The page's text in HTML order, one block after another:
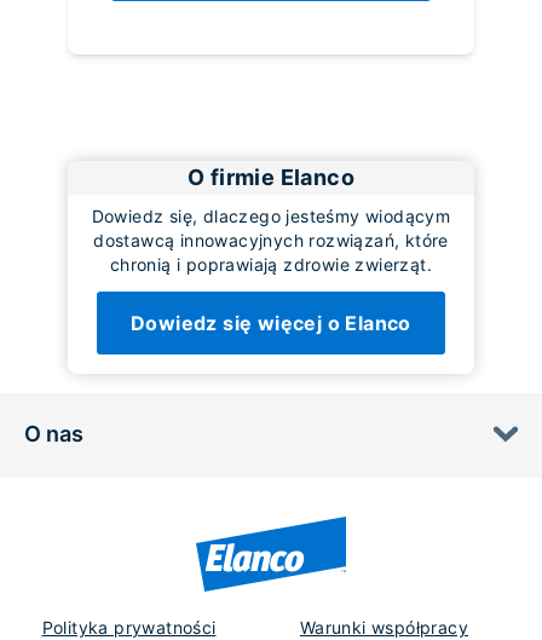
O firmie Elanco
Dowiedz się, dlaczego jesteśmy wiodącym
dostawcą innowacyjnych rozwiązań, które
chronią i poprawiają zdrowie zwierząt.
Dowiedz się więcej o Elanco
O nas
Polityka prywatności Warunki współpracy